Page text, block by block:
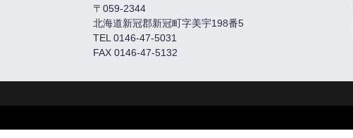
〒059-2344
北海道新冠郡新冠町字美宇198番5
TEL 0146-47-5031
FAX 0146-47-5132